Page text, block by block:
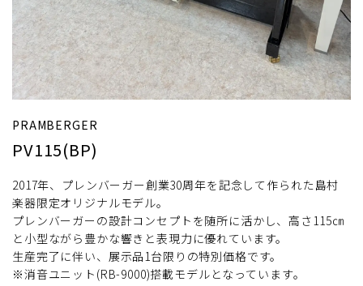
PRAMBERGER
PV115(BP)
2017年、プレンバーガー創業30周年を記念して作られた島村
楽器限定オリジナルモデル。
プレンバーガーの設計コンセプトを随所に活かし、高さ115㎝
と小型ながら豊かな響きと表現力に優れています。
生産完了に伴い、展示品1台限りの特別価格です。
※消音ユニット(RB-9000)搭載モデルとなっています。